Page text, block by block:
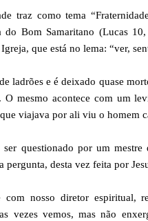
traz como tema
do Bom Samaritano (Lucas
que está no lema: “ver,
ladrões e é deixado quase
O mesmo acontece com um
viajava por ali viu o homem
ser questionado por um
pergunta, desta vez feita por
com nosso diretor espiritual,
vezes vemos, mas não